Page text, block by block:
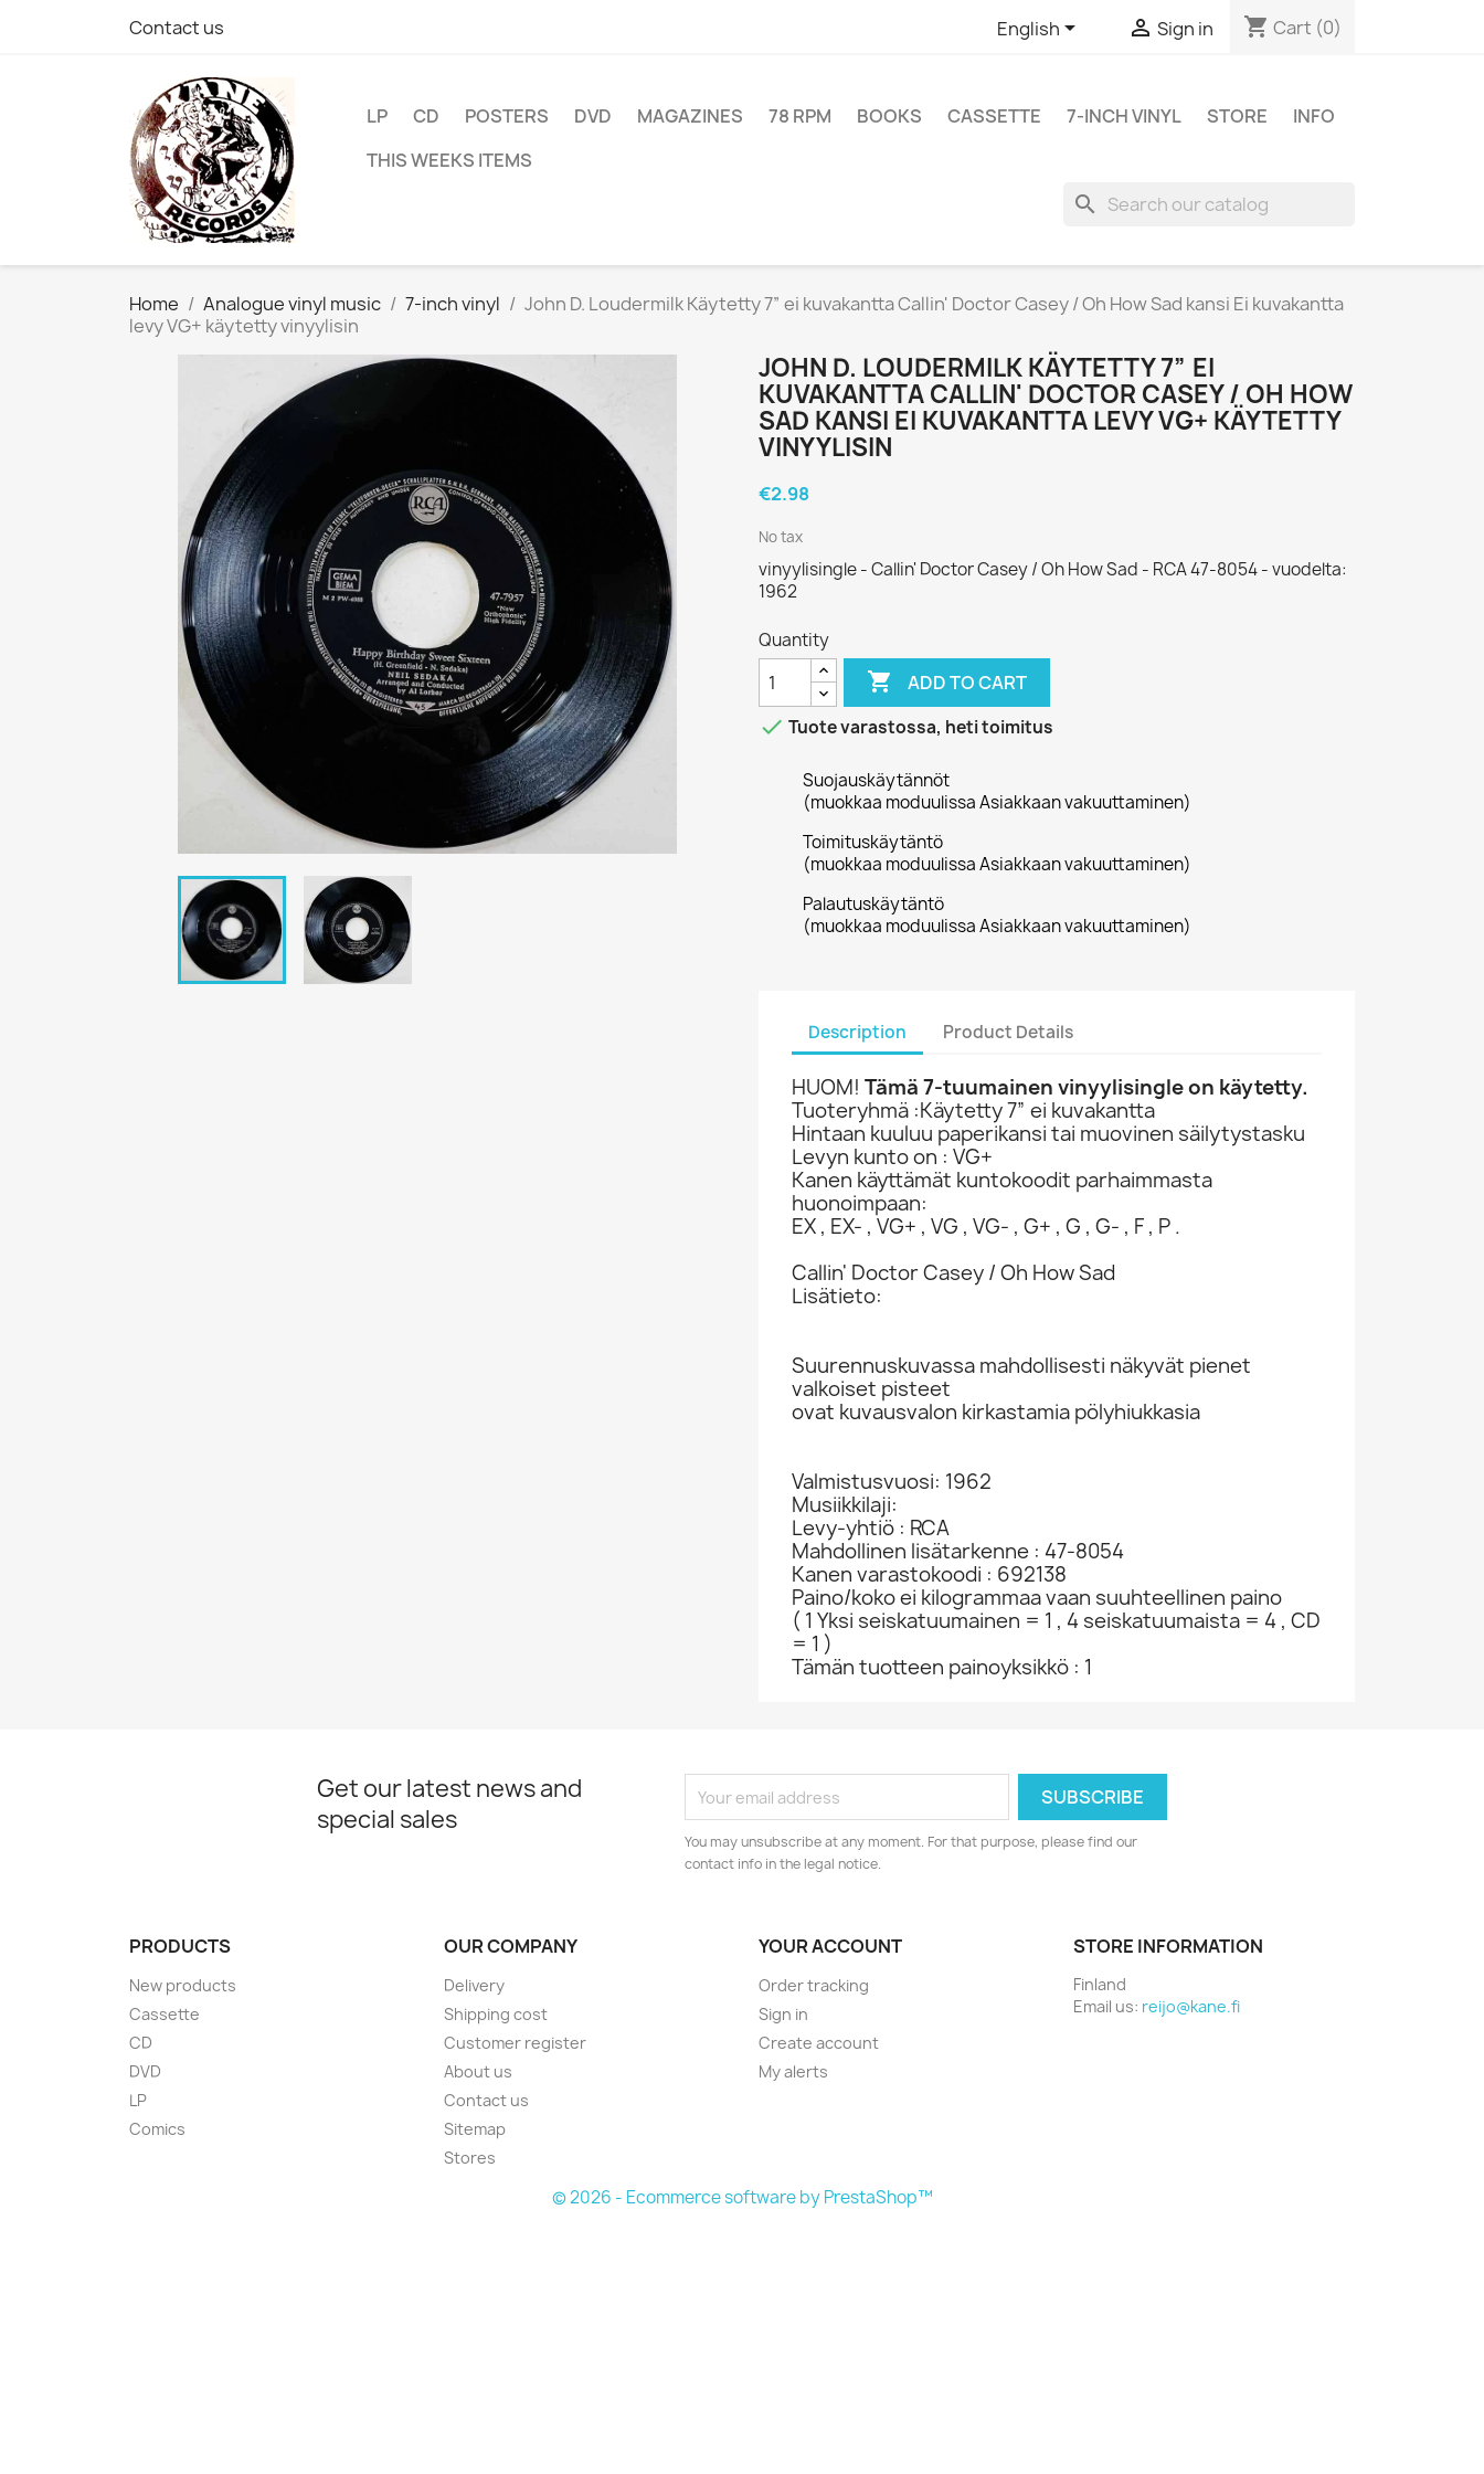
Contact us English  Sign in shopping_cart Cart (0)
LP CD POSTERS DVD MAGAZINES 78 RPM BOOKS CASSETTE 7-INCH VINYL STORE
INFO
THIS WEEKS ITEMS
search
Home Analogue vinyl music 7-inch vinyl
John D. Loudermilk Käytetty 7” ei kuvakantta Callin' Doctor Casey / Oh How Sad kansi Ei kuvakantta
levy VG+ käytetty vinyylisin
JOHN D. LOUDERMILK KÄYTETTY 7” EI
KUVAKANTTA CALLIN' DOCTOR CASEY / OH HOW
SAD KANSI EI KUVAKANTTA LEVY VG+ KÄYTETTY
VINYYLISIN
€2.98
No tax
vinyylisingle - Callin' Doctor Casey / Oh How Sad - RCA 47-8054 - vuodelta:
1962
Quantity
 ADD TO CART
 Tuote varastossa, heti toimitus
Suojauskäytännöt
(muokkaa moduulissa Asiakkaan vakuuttaminen)
Toimituskäytäntö
(muokkaa moduulissa Asiakkaan vakuuttaminen)
Palautuskäytäntö
(muokkaa moduulissa Asiakkaan vakuuttaminen)
Description Product Details
HUOM! Tämä 7-tuumainen vinyylisingle on käytetty.
Tuoteryhmä :Käytetty 7” ei kuvakantta
Hintaan kuuluu paperikansi tai muovinen säilytystasku
Levyn kunto on : VG+
Kanen käyttämät kuntokoodit parhaimmasta
huonoimpaan:
EX , EX- , VG+ , VG , VG- , G+ , G , G- , F , P .
Callin' Doctor Casey / Oh How Sad
Lisätieto:
Suurennuskuvassa mahdollisesti näkyvät pienet
valkoiset pisteet
ovat kuvausvalon kirkastamia pölyhiukkasia
Valmistusvuosi: 1962
Musiikkilaji:
Levy-yhtiö : RCA
Mahdollinen lisätarkenne : 47-8054
Kanen varastokoodi : 692138
Paino/koko ei kilogrammaa vaan suuhteellinen paino
( 1 Yksi seiskatuumainen = 1 , 4 seiskatuumaista = 4 , CD
= 1 )
Tämän tuotteen painoyksikkö : 1
Get our latest news and
special sales
You may unsubscribe at any moment. For that purpose, please find our
contact info in the legal notice.
PRODUCTS
New products
Cassette
CD
DVD
LP
Comics
OUR COMPANY
Delivery
Shipping cost
Customer register
About us
Contact us
Sitemap
Stores
YOUR ACCOUNT
Order tracking
Sign in
Create account
My alerts
STORE INFORMATION
Finland
Email us: reijo@kane.fi
© 2026 - Ecommerce software by PrestaShop™